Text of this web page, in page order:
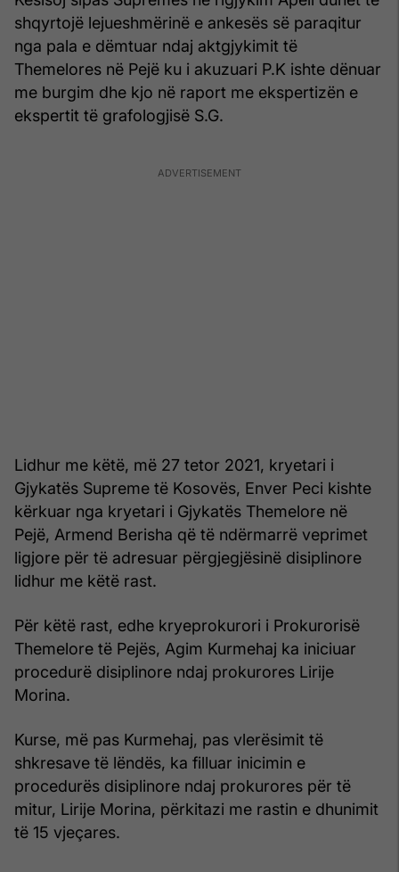
shqyrtojë lejueshmërinë e ankesës së paraqitur
nga pala e dëmtuar ndaj aktgjykimit të
Themelores në Pejë ku i akuzuari P.K ishte dënuar
me burgim dhe kjo në raport me ekspertizën e
ekspertit të grafologjisë S.G.
Lidhur me këtë, më 27 tetor 2021, kryetari i
Gjykatës Supreme të Kosovës, Enver Peci kishte
kërkuar nga kryetari i Gjykatës Themelore në
Pejë, Armend Berisha që të ndërmarrë veprimet
ligjore për të adresuar përgjegjësinë disiplinore
lidhur me këtë rast.
Për këtë rast, edhe kryeprokurori i Prokurorisë
Themelore të Pejës, Agim Kurmehaj ka iniciuar
procedurë disiplinore ndaj prokurores Lirije
Morina.
Kurse, më pas Kurmehaj, pas vlerësimit të
shkresave të lëndës, ka filluar inicimin e
procedurës disiplinore ndaj prokurores për të
mitur, Lirije Morina, përkitazi me rastin e dhunimit
të 15 vjeçares.